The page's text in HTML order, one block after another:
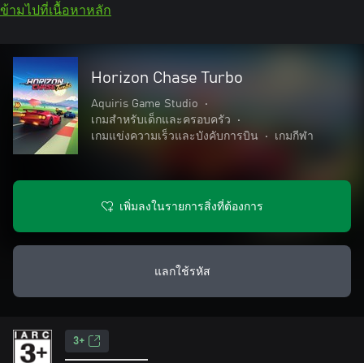
ข้ามไปที่เนื้อหาหลัก
Horizon Chase Turbo
Aquiris Game Studio
•
เกมสำหรับเด็กและครอบครัว
•
เกมแข่งความเร็วและบังคับการบิน
• เกมกีฬา
เพิ่มลงในรายการสิ่งที่ต้องการ
แลกใช้รหัส
3+